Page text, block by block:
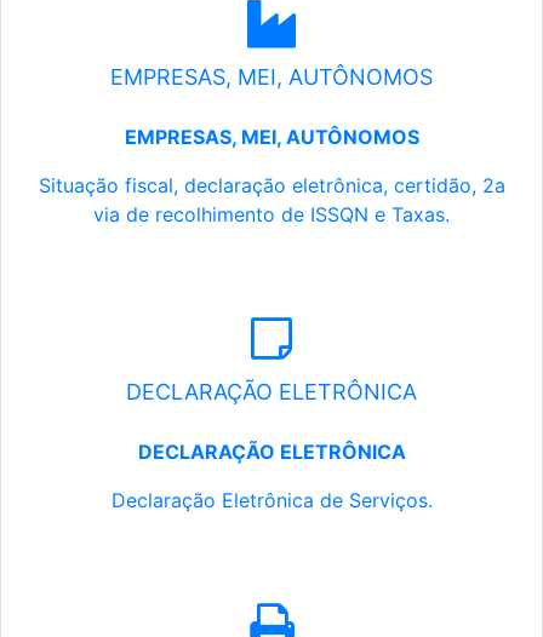
EMPRESAS, MEI, AUTÔNOMOS
EMPRESAS, MEI, AUTÔNOMOS
Situação fiscal, declaração eletrônica, certidão, 2a
via de recolhimento de ISSQN e Taxas.
DECLARAÇÃO ELETRÔNICA
DECLARAÇÃO ELETRÔNICA
Declaração Eletrônica de Serviços.